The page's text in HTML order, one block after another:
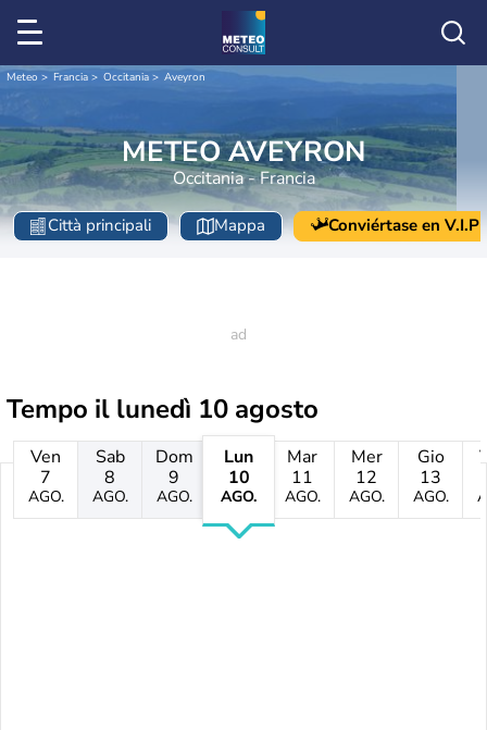
Meteo Francia Occitania Aveyron
METEO AVEYRON
Occitania - Francia
Città principali Mappa Conviértase en V.I.P
Tempo il lunedì 10 agosto
Ven
7
AGO.
Sab
8
AGO.
Dom
9
AGO.
Lun
10
AGO.
Mar
11
AGO.
Mer
12
AGO.
Gio
13
AGO.